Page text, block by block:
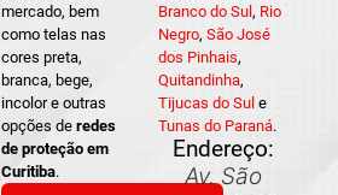
mercado, bem
como telas nas
cores preta,
branca, bege,
incolor e outras
opções deredes
de proteção em
Curitiba.
Branco do Sul , Rio
Negro, São José
dos Pinhais,
Quitandinha,
Tijucas do Sul e
Tunas do Paraná.
Endereço:
Av. São